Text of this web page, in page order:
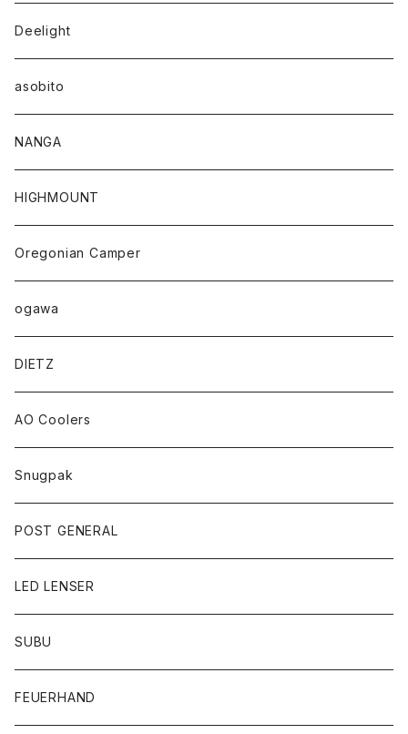
Deelight
asobito
NANGA
HIGHMOUNT
Oregonian Camper
ogawa
DIETZ
AO Coolers
Snugpak
POST GENERAL
LED LENSER
SUBU
FEUERHAND